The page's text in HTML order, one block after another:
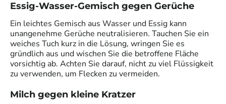
Essig-Wasser-Gemisch gegen Gerüche
Ein leichtes Gemisch aus Wasser und Essig kann
unangenehme Gerüche neutralisieren. Tauchen Sie ein
weiches Tuch kurz in die Lösung, wringen Sie es
gründlich aus und wischen Sie die betroffene Fläche
vorsichtig ab. Achten Sie darauf, nicht zu viel Flüssigkeit
zu verwenden, um Flecken zu vermeiden.
Milch gegen kleine Kratzer